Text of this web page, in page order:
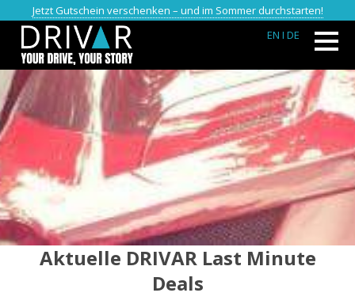
Jetzt Gutschein verschenken – und im Sommer durchstarten!
EN I DE
Aktuelle DRIVAR Last Minute
Deals